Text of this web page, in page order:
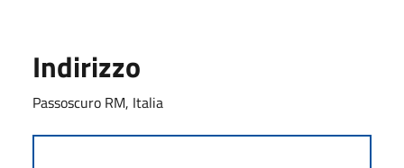
Indirizzo
Passoscuro RM, Italia